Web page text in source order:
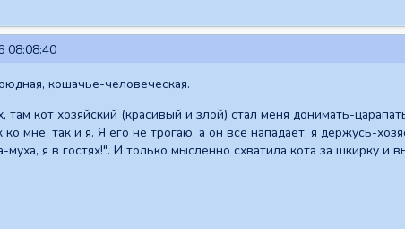
08:08:40
кошачье-человеческая.
там кот хозяйский (красивый и злой) стал меня донимать-
мне, так и я. Я его не трогаю, а он всё нападает, я держусь-
муха, я в гостях!". И только мысленно схватила кота за шкирку и